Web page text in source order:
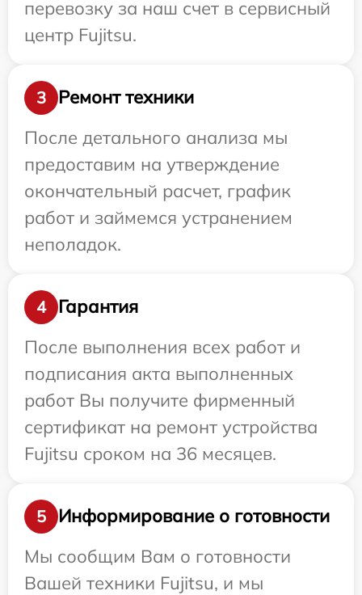
перевозку за наш счет в сервисный
центр Fujitsu.
3
Ремонт техники
После детального анализа мы
предоставим на утверждение
окончательный расчет, график
работ и займемся устранением
неполадок.
4
Гарантия
После выполнения всех работ и
подписания акта выполненных
работ Вы получите фирменный
сертификат на ремонт устройства
Fujitsu сроком на 36 месяцев.
5
Информирование о готовности
Мы сообщим Вам о готовности
Вашей техники Fujitsu, и мы